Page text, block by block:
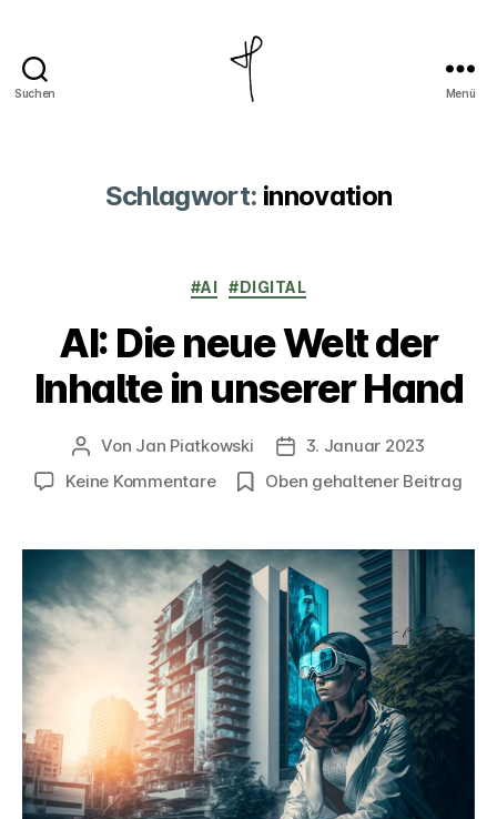
Suchen Menü
Schlagwort: innovation
Kategorien
#AI #DIGITAL
AI: Die neue Welt der
Inhalte in unserer Hand
Beitragsautor
Von Jan Piatkowski Veröffentlichungsdatum
3. Januar 2023
Keine Kommentarezu
neue
Welt
der
Inhalte
in
unserer
Hand
Oben gehaltener Beitrag